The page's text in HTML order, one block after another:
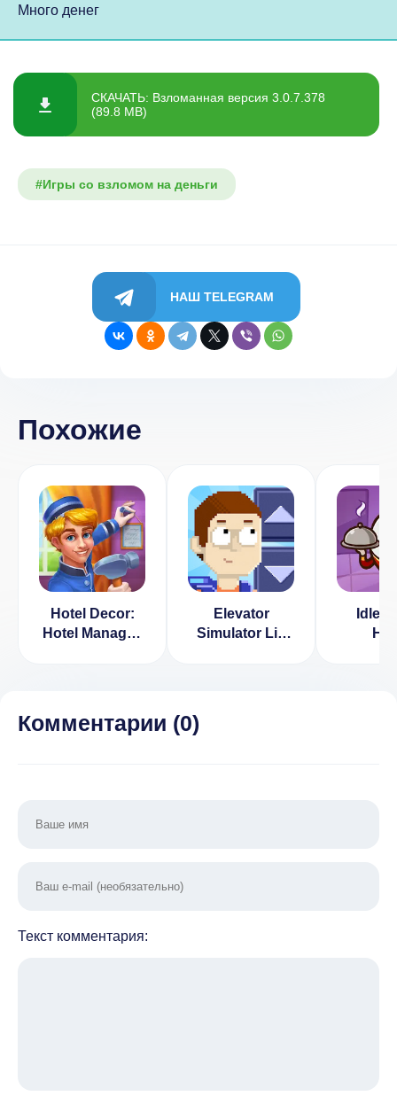
Много денег
СКАЧАТЬ: Взломанная версия 3.0.7.378
(89.8 MB)
#Игры со взломом на деньги
НАШ TELEGRAM
Похожие
Hotel Decor:
Hotel Manager,
Elevator
Simulator Lift
Idle
Комментарии (0)
Текст комментария: